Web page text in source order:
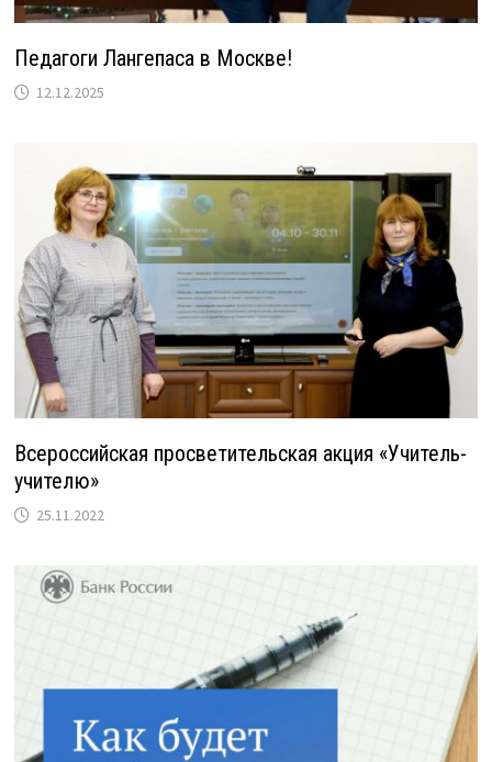
Педагоги Лангепаса в Москве!
12.12.2025
Всероссийская просветительская акция «Учитель-
учителю»
25.11.2022